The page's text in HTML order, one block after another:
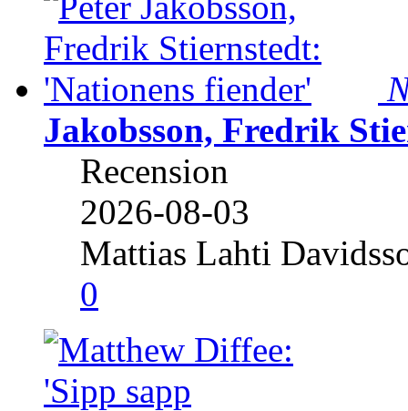
Jakobsson, Fredrik
Recension
2026-08-03
Mattias Lahti
0